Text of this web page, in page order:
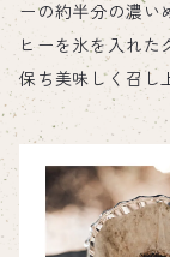
ーの約半分の濃い
ヒーを氷を入れた
保ち美味しく召し